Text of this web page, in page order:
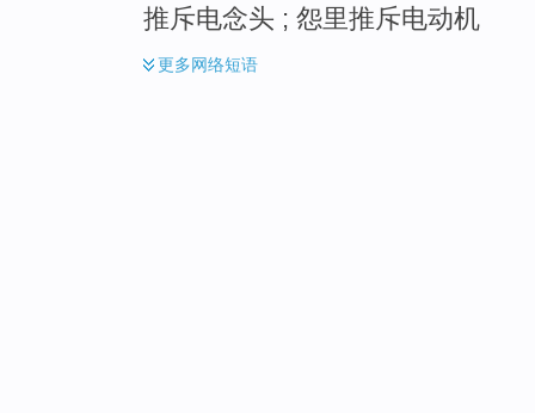
推斥电念头 ; 怨里推斥电动机
更多网络短语